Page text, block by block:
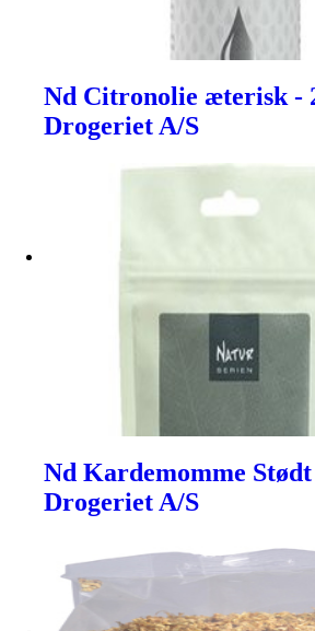
Nd Citronolie æterisk -
Drogeriet A/S
Nd Kardemomme
Drogeriet A/S